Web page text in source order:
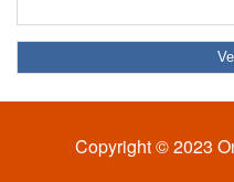
Copyright © 2023